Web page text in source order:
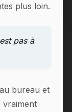
plus loin.
pas à
bureau et
vraiment